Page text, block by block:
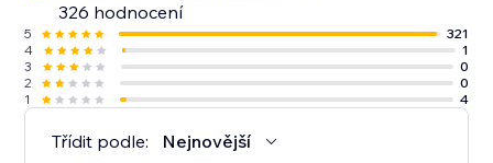
326 hodnocení
5
321
4
1
3
0
2
0
1
4
Třídit podle: Nejnovější